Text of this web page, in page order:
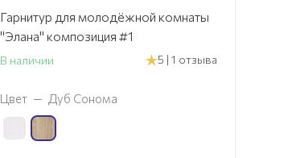
Гарнитур для молодёжной комнаты
"Элана" композиция #1
В наличии 5 | 1 отзыва
Цвет — Дуб Сонома